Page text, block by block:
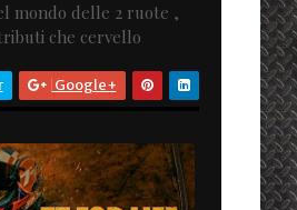
mondo delle 2 ruote ,
che cervello
Google+